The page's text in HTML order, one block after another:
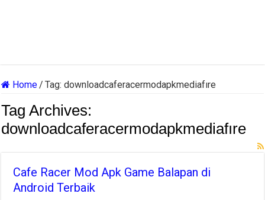
Home/ Tag:downloadcaferacermodapkmediafıre
Tag Archives:
downloadcaferacermodapkmediafıre
Cafe Racer Mod Apk Game Balapan di
Android Terbaik